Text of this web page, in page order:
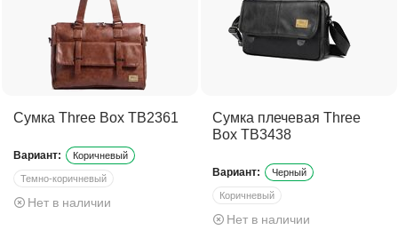
Сумка Three Box TB2361
Вариант: Коричневый
Темно-коричневый
Нет в наличии
Сумка плечевая Three
Box TB3438
Вариант: Черный
Коричневый
Темно-коричневый
Нет в наличии